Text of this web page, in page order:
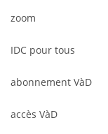
zoom
IDC pour tous
abonnement VàD
accès VàD